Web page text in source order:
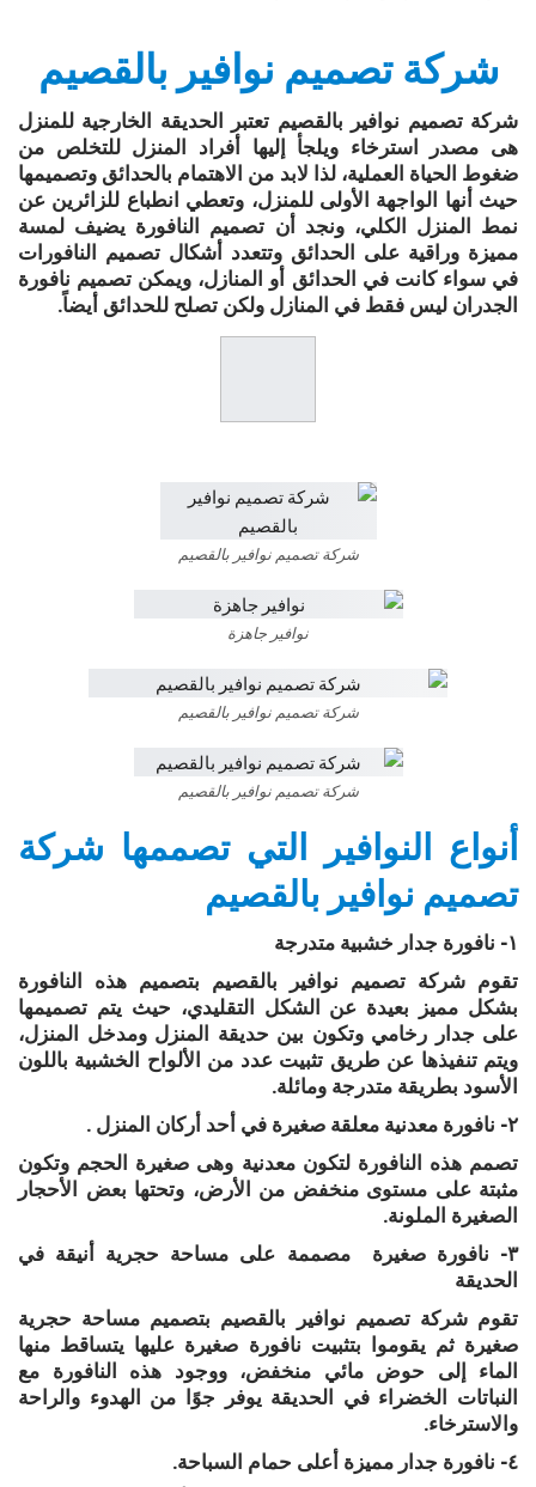
شركة تصميم نوافير بالقصيم
شركة تصميم نوافير بالقصيم تعتبر الحديقة الخارجية للمنزل
هى مصدر استرخاء ويلجأ إليها أفراد المنزل للتخلص من
ضغوط الحياة العملية، لذا لابد من الاهتمام بالحدائق وتصميمها
حيث أنها الواجهة الأولى للمنزل، وتعطي انطباع للزائرين عن
نمط المنزل الكلي، ونجد أن تصميم النافورة يضيف لمسة
مميزة وراقية على الحدائق وتتعدد أشكال تصميم النافورات
في سواء كانت في الحدائق أو المنازل، ويمكن تصميم نافورة
الجدران ليس فقط في المنازل ولكن تصلح للحدائق أيضاً.
شركة تصميم نوافير بالقصيم
نوافير جاهزة
شركة تصميم نوافير بالقصيم
شركة تصميم نوافير بالقصيم
أنواع النوافير التي تصممها شركة
تصميم نوافير بالقصيم
١- نافورة جدار خشبية متدرجة
تقوم شركة تصميم نوافير بالقصيم بتصميم هذه النافورة
بشكل مميز بعيدة عن الشكل التقليدي، حيث يتم تصميمها
على جدار رخامي وتكون بين حديقة المنزل ومدخل المنزل،
ويتم تنفيذها عن طريق تثبيت عدد من الألواح الخشبية باللون
الأسود بطريقة متدرجة ومائلة.
٢- نافورة معدنية معلقة صغيرة في أحد أركان المنزل .
تصمم هذه النافورة لتكون معدنية وهى صغيرة الحجم وتكون
مثبتة على مستوى منخفض من الأرض، وتحتها بعض الأحجار
الصغيرة الملونة.
٣- نافورة صغيرة مصممة على مساحة حجرية أنيقة في
الحديقة
تقوم شركة تصميم نوافير بالقصيم بتصميم مساحة حجرية
صغيرة ثم يقوموا بتثبيت نافورة صغيرة عليها يتساقط منها
الماء إلى حوض مائي منخفض، ووجود هذه النافورة مع
النباتات الخضراء في الحديقة يوفر جوًا من الهدوء والراحة
والاسترخاء.
٤- نافورة جدار مميزة أعلى حمام السباحة.